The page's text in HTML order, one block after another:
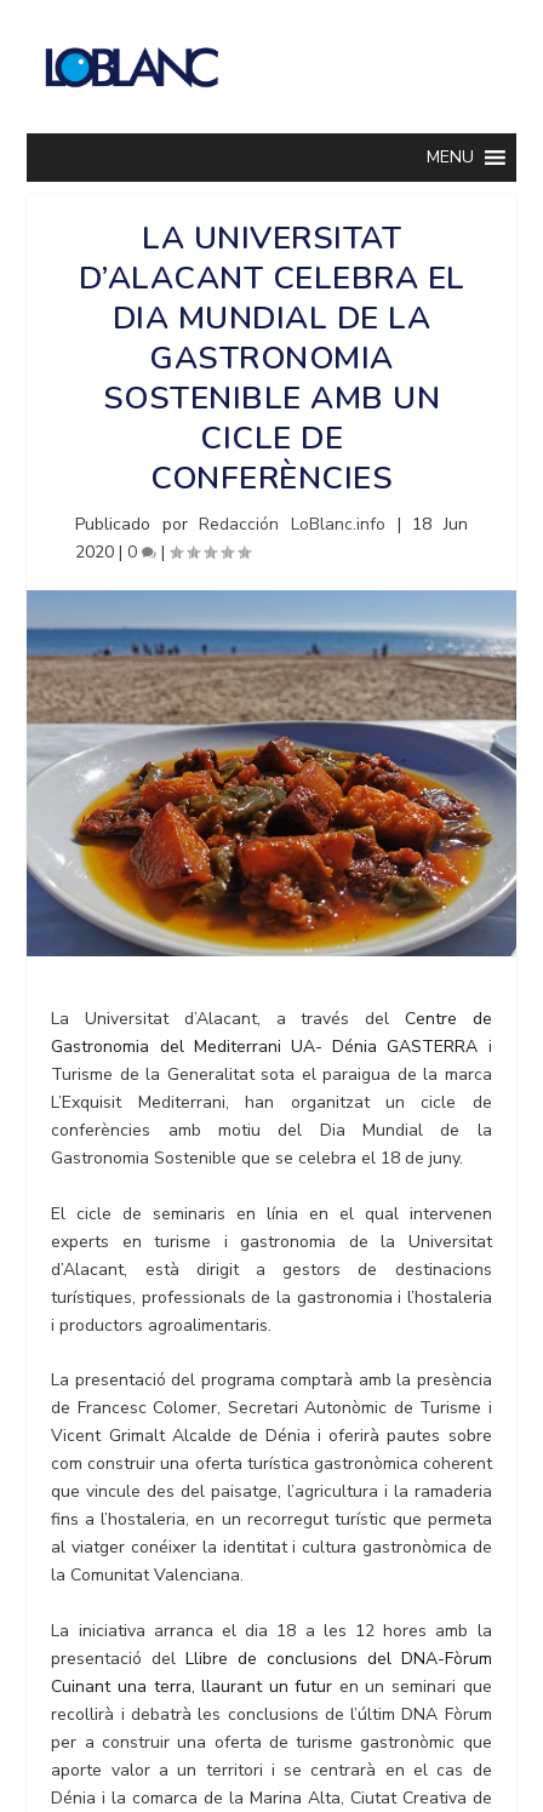
MENU
LA UNIVERSITAT
D’ALACANT CELEBRA EL
DIA MUNDIAL DE LA
GASTRONOMIA
SOSTENIBLE AMB UN
CICLE DE
CONFERÈNCIES
Publicado porRedacción LoBlanc.info | 18 Jun
2020 |0 |
La Universitat d’Alacant, a través del Centre de
Gastronomia del Mediterrani UA- Dénia GASTERRA i
Turisme de la Generalitat sota el paraigua de la marca
L’Exquisit Mediterrani, han organitzat un cicle de
conferències amb motiu del Dia Mundial de la
Gastronomia Sostenible que se celebra el 18 de juny.
El cicle de seminaris en línia en el qual intervenen
experts en turisme i gastronomia de la Universitat
d’Alacant, està dirigit a gestors de destinacions
turístiques, professionals de la gastronomia i l’hostaleria
i productors agroalimentaris.
La presentació del programa comptarà amb la presència
de Francesc Colomer, Secretari Autonòmic de Turisme i
Vicent Grimalt Alcalde de Dénia i oferirà pautes sobre
com construir una oferta turística gastronòmica coherent
que vincule des del paisatge, l’agricultura i la ramaderia
fins a l’hostaleria, en un recorregut turístic que permeta
al viatger conéixer la identitat i cultura gastronòmica de
la Comunitat Valenciana.
La iniciativa arranca el dia 18 a les 12 hores amb la
presentació delLlibre de conclusions del DNA-Fòrum
Cuinant una terra, llaurant un futur en un seminari que
recollirà i debatrà les conclusions de l’últim DNA Fòrum
per a construir una oferta de turisme gastronòmic que
aporte valor a un territori i se centrarà en el cas de
Dénia i la comarca de la Marina Alta, Ciutat Creativa de